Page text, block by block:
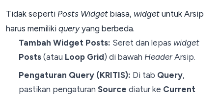
Tidak seperti Posts Widget biasa, widget untuk Arsip
harus memiliki queryyang berbeda.
Tambah Widget Posts: Seret dan lepas widget
Posts(atau Loop Grid) di bawah HeaderArsip.
Pengaturan Query (KRITIS): Di tab Query,
pastikan pengaturan Source diatur ke Current